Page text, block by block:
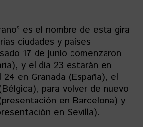
es el nombre de esta gira
ciudades y países
17 de junio comenzaron
y el día 23 estarán en
en Granada (España), el
para volver de nuevo
en Barcelona) y
en Sevilla).